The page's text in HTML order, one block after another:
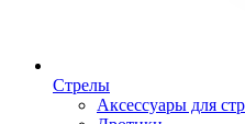
Стрелы
Аксессуары для